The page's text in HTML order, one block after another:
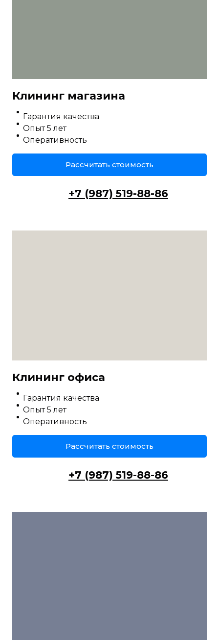
Клининг магазина
Гарантия качества
Опыт 5 лет
Оперативность
Рассчитать стоимость
+7 (987) 519-88-86
Клининг офиса
Гарантия качества
Опыт 5 лет
Оперативность
Рассчитать стоимость
+7 (987) 519-88-86